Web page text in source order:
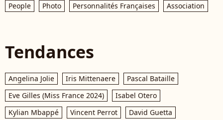
People Photo Personnalités Françaises Association
Tendances
Angelina Jolie Iris Mittenaere
Pascal Bataille
Eve Gilles (Miss France 2024)
Isabel Otero
Kylian Mbappé
Vincent Perrot David Guetta